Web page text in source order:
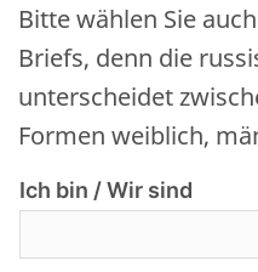
Bitte wählen Sie
Briefs, denn die
unterscheidet
Formen weiblich,
Ich bin / Wir sind